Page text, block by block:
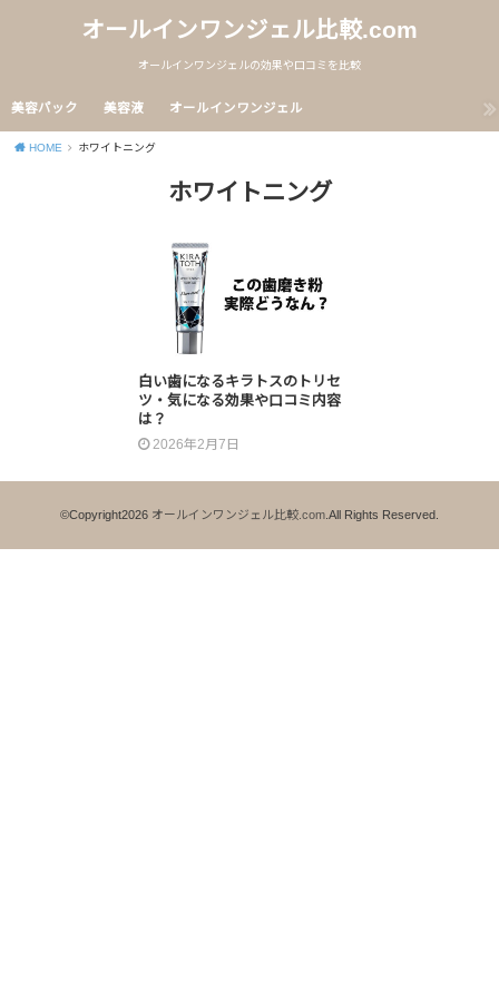
オールインワンジェル比較.com
オールインワンジェルの効果や口コミを比較
美容パック 美容液 オールインワンジェル
HOME ホワイトニング
ホワイトニング
白い歯になるキラトスのトリセ
ツ・気になる効果や口コミ内容
は？
2026年2月7日
©Copyright2026 オールインワンジェル比較.com.All Rights Reserved.